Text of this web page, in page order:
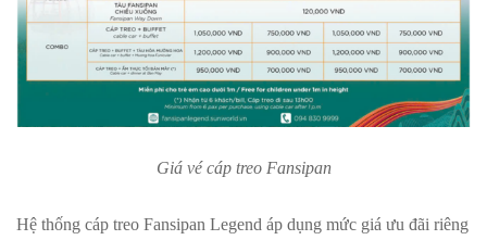
Giá vé cáp treo Fansipan
Hệ thống cáp treo Fansipan Legend áp dụng mức giá ưu đãi riêng